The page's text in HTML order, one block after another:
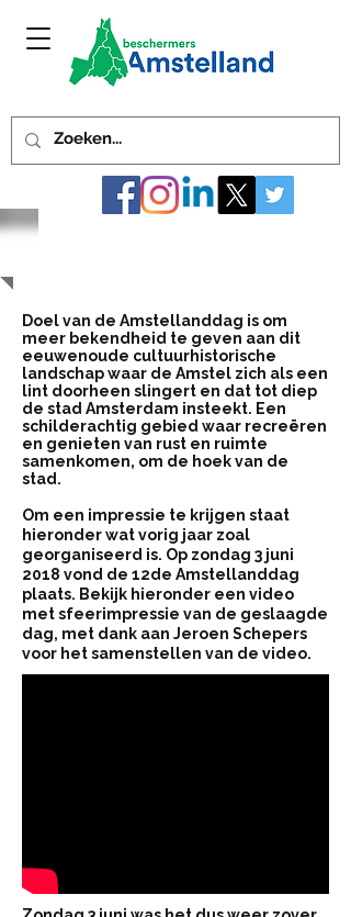
Doel van de Amstellanddag is om
meer bekendheid te geven aan dit
eeuwenoude cultuurhistorische
landschap waar de Amstel zich als een
lint doorheen slingert en dat tot diep
de stad Amsterdam insteekt. Een
schilderachtig gebied waar recreëren
en genieten van rust en ruimte
samenkomen, om de hoek van de
stad.
Om een impressie te krijgen staat
hieronder wat vorig jaar zoal
georganiseerd is. Op zondag 3 juni
2018 vond de 12de Amstellanddag
plaats. Bekijk hieronder een video
met sfeerimpressie van de geslaagde
dag, met dank aan Jeroen Schepers
voor het samenstellen van de video.​